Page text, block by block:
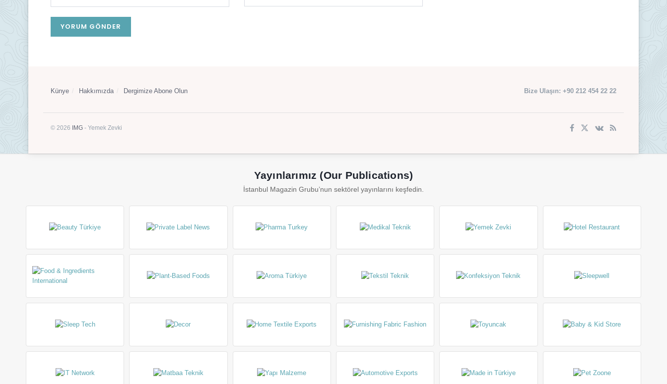
Künye Hakkımızda Dergimize Abone Olun Bize Ulaşın: +90 212 454 22 22
© 2026 IMG - Yemek Zevki
Yayınlarımız (Our Publications)
İstanbul Magazin Grubu’nun sektörel yayınlarını keşfedin.